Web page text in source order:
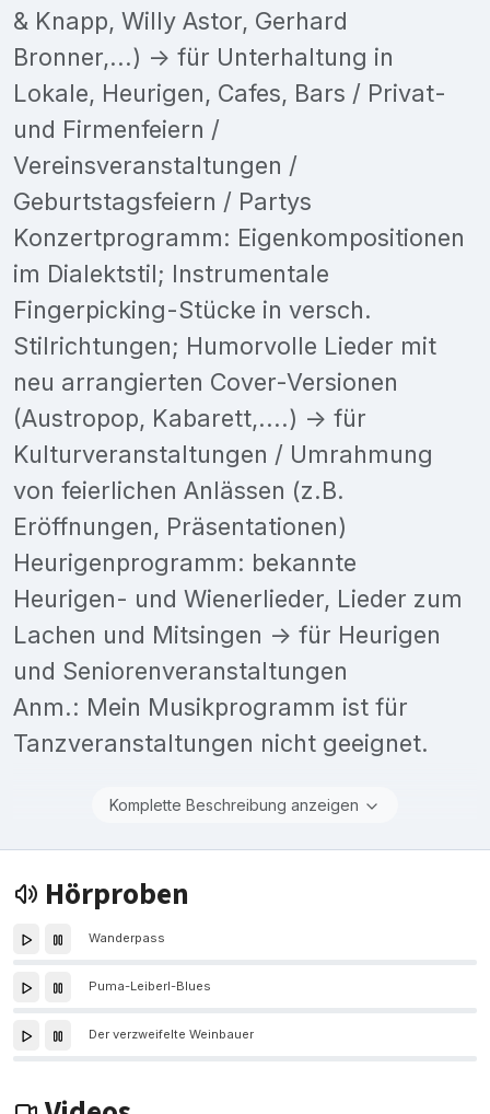
& Knapp, Willy Astor, Gerhard
Bronner,...) -> für Unterhaltung in
Lokale, Heurigen, Cafes, Bars / Privat-
und Firmenfeiern /
Vereinsveranstaltungen /
Geburtstagsfeiern / Partys
Konzertprogramm: Eigenkompositionen
im Dialektstil; Instrumentale
Fingerpicking-Stücke in versch.
Stilrichtungen; Humorvolle Lieder mit
neu arrangierten Cover-Versionen
(Austropop, Kabarett,....) -> für
Kulturveranstaltungen / Umrahmung
von feierlichen Anlässen (z.B.
Eröffnungen, Präsentationen)
Heurigenprogramm: bekannte
Heurigen- und Wienerlieder, Lieder zum
Lachen und Mitsingen -> für Heurigen
und Seniorenveranstaltungen
Anm.: Mein Musikprogramm ist für
Tanzveranstaltungen nicht geeignet.
Komplette Beschreibung anzeigen
Hörproben
Wanderpass
Puma-Leiberl-Blues
Der verzweifelte Weinbauer